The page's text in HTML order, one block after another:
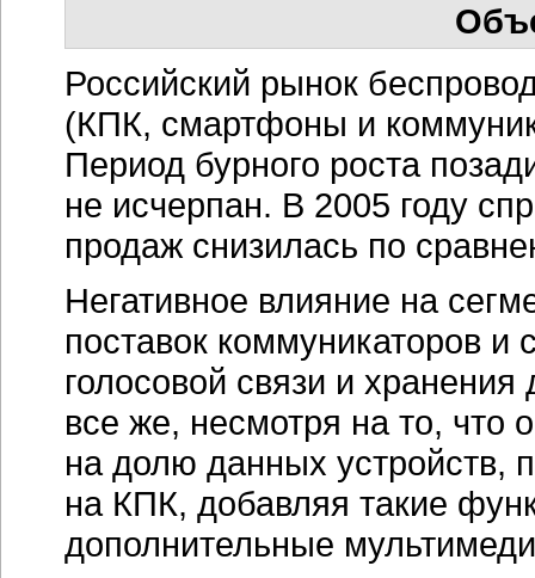
Российский рынок
(КПК, смартфоны и
Период бурного роста
не исчерпан. В 2005 году
продаж снизилась по
Негативное влияние на
поставок коммуникаторов
голосовой связи и
все же, несмотря на то, что
на долю данных устройств,
на КПК, добавляя такие
дополнительные